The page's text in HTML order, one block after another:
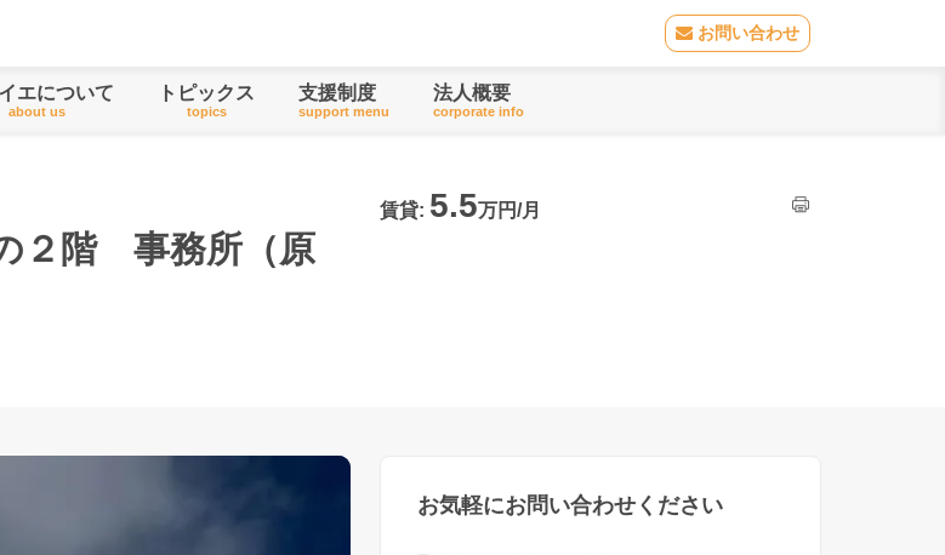
お問い合わせ
エについて
about us
トピックス
topics
支援制度
support menu
法人概要
corporate info
２階 事務所（原
賃貸: 5.5万円/月
お気軽にお問い合わせください